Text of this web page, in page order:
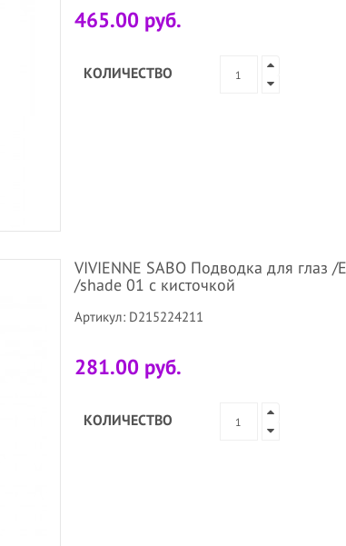
465.00 руб.
КОЛИЧЕСТВО
VIVIENNE SABO Подводка для глаз
/shade 01 с кисточкой
Артикул: D215224211
281.00 руб.
КОЛИЧЕСТВО